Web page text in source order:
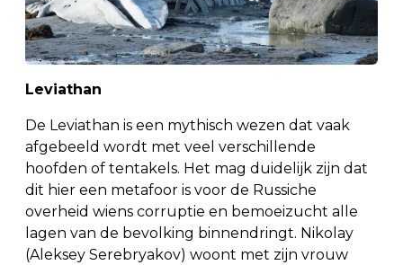
Leviathan
De Leviathan is een mythisch wezen dat vaak
afgebeeld wordt met veel verschillende
hoofden of tentakels. Het mag duidelijk zijn dat
dit hier een metafoor is voor de Russiche
overheid wiens corruptie en bemoeizucht alle
lagen van de bevolking binnendringt. Nikolay
(Aleksey Serebryakov) woont met zijn vrouw